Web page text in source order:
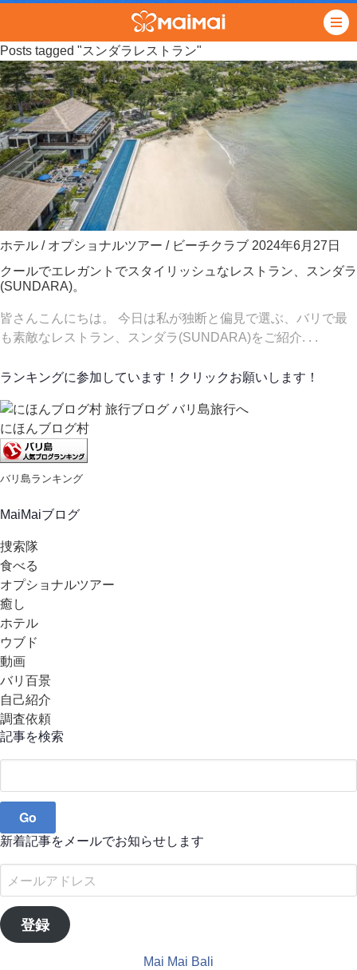
Posts tagged "スンダラレストラン"
ホテル / オプショナルツアー / ビーチクラブ 2024年6月27日
クールでエレガントでスタイリッシュなレストラン、スンダラ
(SUNDARA)。
皆さんこんにちは。 今日は私が独断と偏見で選ぶ、バリで最
も素敵なレストラン、スンダラ(SUNDARA)をご紹介. . .
ランキングに参加しています！クリックお願いします！
にほんブログ村
バリ島ランキング
MaiMaiブログ
捜索隊
食べる
オプショナルツアー
癒し
ホテル
ウブド
動画
バリ百景
自己紹介
調査依頼
記事を検索
新着記事をメールでお知らせします
ル
ア
登録
Mai Mai Bali